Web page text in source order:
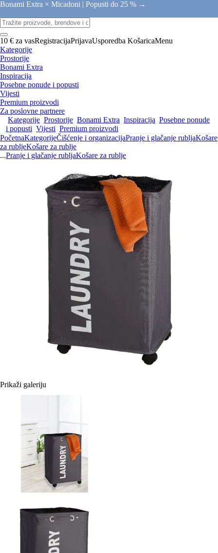
Bonami Extra × Micadoni | Popusti do 25 % →
10 € za vasRegistracijaPrijavaUsporedba KošaricaMenu
Kategorije
Prostorije
Bonami Extra
Inspiracija
Posebne ponude i popusti
Vijesti
Premium proizvodi
Za poslovne partnere
Kategorije Prostorije Bonami Extra Inspiracija Posebne ponude
i popusti Vijesti Premium proizvodi
PočetnaKategorijeČišćenje i organizacijaPranje i glačanje rubljaKošare
za rubljeKošare za rublje
...Pranje i glačanje rubljaKošare za rublje
Prikaži galeriju